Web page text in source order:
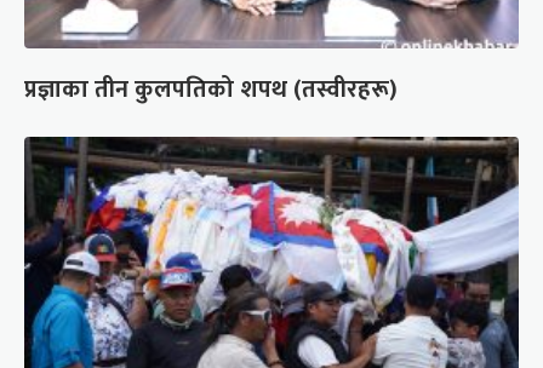
प्रज्ञाका तीन कुलपतिको शपथ (तस्वीरहरू)